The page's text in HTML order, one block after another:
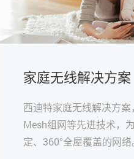
家庭无线解决方案
西迪特家庭无线解决方案
Mesh组网等先进技术，
定、360°全屋覆盖的网络